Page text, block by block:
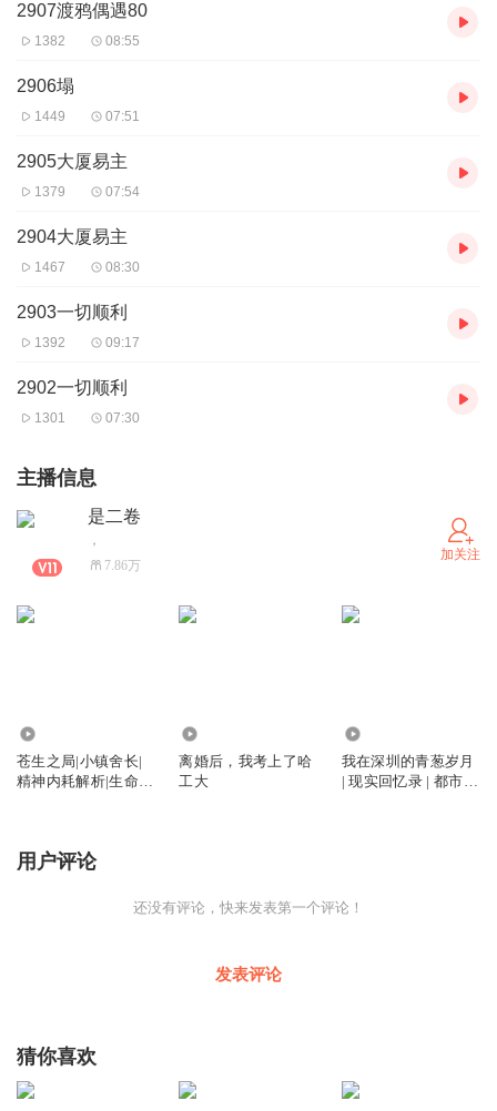
2907渡鸦偶遇80
1382 08:55
2906塌
1449 07:51
2905大厦易主
1379 07:54
2904大厦易主
1467 08:30
2903一切顺利
1392 09:17
2902一切顺利
1301 07:30
主播信息
是二卷
，
7.86万
加关注
苍生之局|小镇舍长|
精神内耗解析|生命解
离婚后，我考上了哈
工大
我在深圳的青葱岁月
| 现实回忆录 | 都市青
用户评论
还没有评论，快来发表第一个评论！
发表评论
猜你喜欢